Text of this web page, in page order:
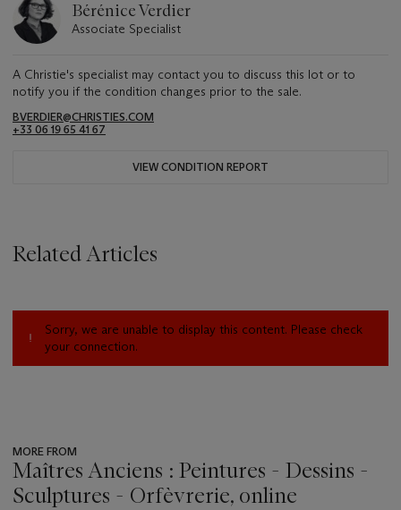
Bérénice Verdier
Associate Specialist
A Christie's specialist may contact you to discuss this lot or to
notify you if the condition changes prior to the sale.
BVERDIER@CHRISTIES.COM
+33 06 19 65 41 67
VIEW CONDITION REPORT
Related Articles
Sorry, we are unable to display this content. Please check
your connection.
MORE FROM
Maîtres Anciens : Peintures - Dessins -
Sculptures - Orfèvrerie, online